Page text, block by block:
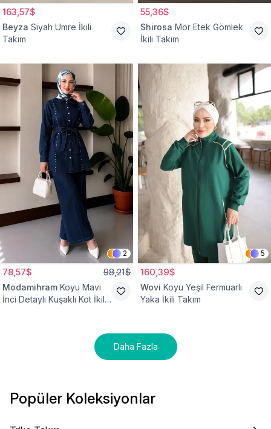
163,57$
Beyza Siyah Umre İkili
Takım
55,36$
Shirosa Mor Etek Gömlek
İkili Takım
2
78,57$ 98,21$
Modamihram Koyu Mavi
İnci Detaylı Kuşaklı Kot İkili
5
160,39$
Wovi Koyu Yeşil Fermuarlı
Yaka İkili Takım
Daha Fazla
Popüler Koleksiyonlar